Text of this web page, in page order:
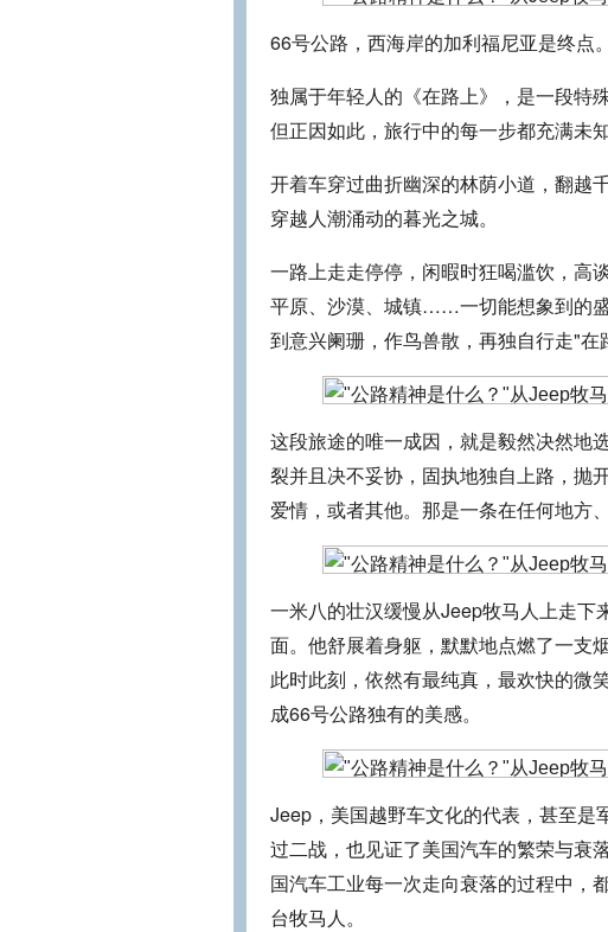
66号公路，西海岸的加利福尼亚是终点
独属于年轻人的《在路上》，是一段特
但正因如此，旅行中的每一步都充满未
开着车穿过曲折幽深的林荫小道，翻越
穿越人潮涌动的暮光之城。
一路上走走停停，闲暇时狂喝滥饮，高
平原、沙漠、城镇……一切能想象到的
到意兴阑珊，作鸟兽散，再独自行走"在
这段旅途的唯一成因，就是毅然决然地
裂并且决不妥协，固执地独自上路，抛
爱情，或者其他。那是一条在任何地方
一米八的壮汉缓慢从Jeep牧马人上走
面。他舒展着身躯，默默地点燃了一支
此时此刻，依然有最纯真，最欢快的微
成66号公路独有的美感。
Jeep，美国越野车文化的代表，甚至是
过二战，也见证了美国汽车的繁荣与衰
国汽车工业每一次走向衰落的过程中，
台牧马人。